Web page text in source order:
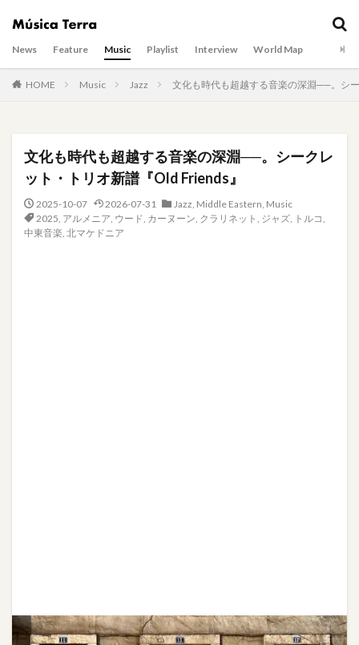
News Feature Music Playlist Interview World Map
HOME Music Jazz 文化も時代も超越する音楽の深淵──。シ
文化も時代も超越する音楽の深淵──。シークレ
ット・トリオ新譜『Old Friends』
2025-10-07 2026-07-31 Jazz, Middle Eastern, Music
2025, アルメニア, ウード, カーヌーン, クラリネット , ジャズ, トルコ,
中東音楽, 北マケドニア